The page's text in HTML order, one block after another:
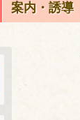
案内・誘導